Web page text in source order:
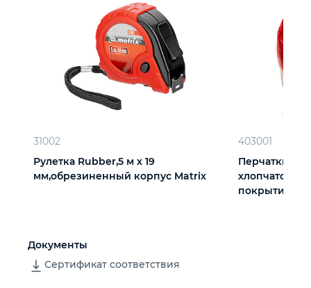
31002
Рулетка Rubber,5 м х 19
мм,обрезиненный корпус Matrix
403001
Перчатки
покрытием из
Документы
Сертификат соответствия